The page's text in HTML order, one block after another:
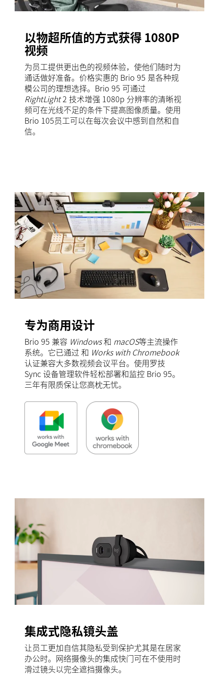
以物超所值的方式获得 1080P
视频
为员工提供更出色的视频体验，使他们随时为
通话做好准备。价格实惠的 Brio 95 是各种规
模公司的理想选择。Brio 95 可通过
RightLight2 技术增强 1080p 分辨率的清晰视
频可在光线不足的条件下提高图像质量。使用
Brio 105员工可以在每次会议中感到自然和自
信。
专为商用设计
Brio 95 兼容 Windows和 macOS等主流操作
系统。它已通过 和 Works with Chromebook
认证兼容大多数视频会议平台。使用罗技
Sync 设备管理软件轻松部署和监控 Brio 95。
三年有限质保让您高枕无忧。
集成式隐私镜头盖
让员工更加自信其隐私受到保护尤其是在居家
办公时。网络摄像头的集成快门可在不使用时
滑过镜头以完全遮挡摄像头。